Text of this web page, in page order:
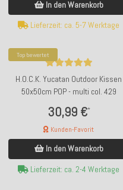
In den Warenkorb
Lieferzeit: ca. 5-7 Werktage
Top bewertet
H.O.C.K. Yucatan Outdoor Kissen
50x50cm POP - multi col. 429
30,99 €*
Kunden-Favorit
In den Warenkorb
Lieferzeit: ca. 2-4 Werktage